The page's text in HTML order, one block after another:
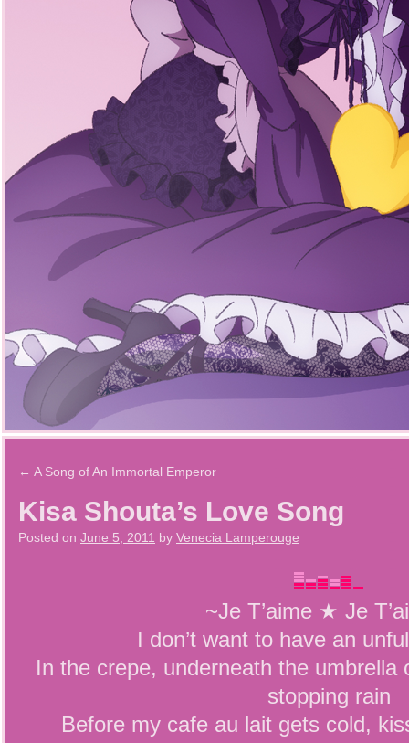
← A Song of An Immortal Emperor
Kisa Shouta’s Love Song
Posted on June 5, 2011 by Venecia Lamperouge
~Je T’aime ★ Je
I don’t want to have an
In the crepe, underneath the umbrella
stopping rain
Before my cafe au lait gets cold,